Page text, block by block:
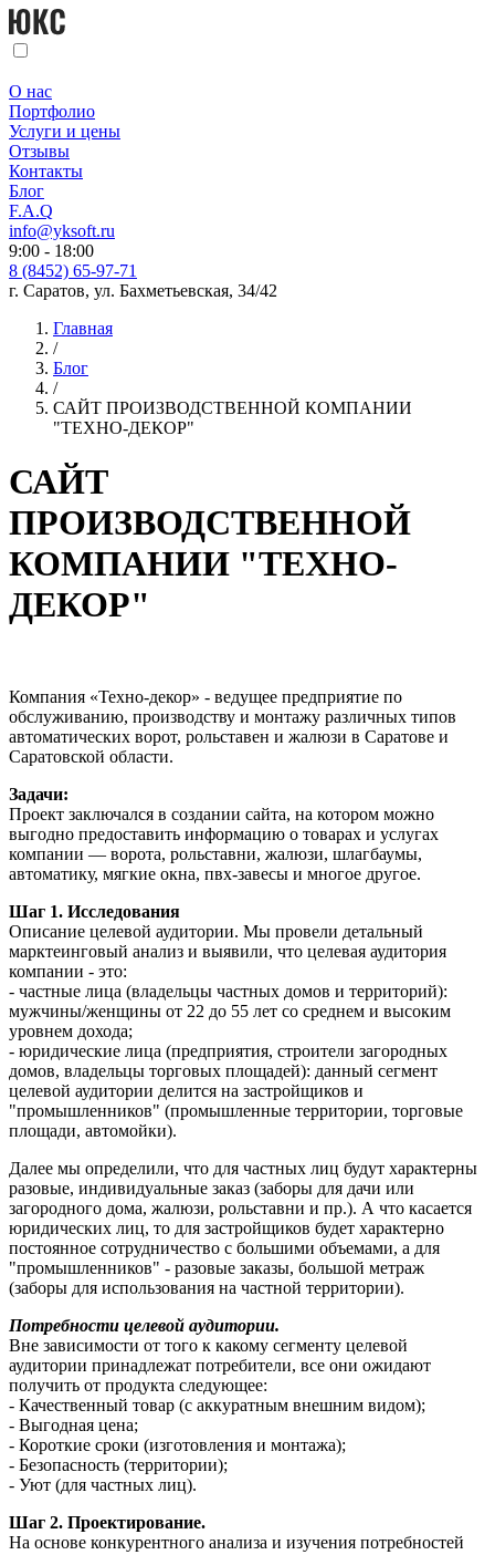
О нас
Портфолио
Услуги и цены
Отзывы
Контакты
Блог
F.A.Q
info@yksoft.ru
9:00 - 18:00
8 (8452) 65-97-71
г. Саратов, ул. Бахметьевская, 34/42
Главная
/
Блог
/
САЙТ ПРОИЗВОДСТВЕННОЙ КОМПАНИИ
"ТЕХНО-ДЕКОР"
САЙТ
ПРОИЗВОДСТВЕННОЙ
КОМПАНИИ "ТЕХНО-
ДЕКОР"
Компания «Техно-декор» - ведущее предприятие по
обслуживанию, производству и монтажу различных типов
автоматических ворот, рольставен и жалюзи в Саратове и
Саратовской области.
Задачи:
Проект заключался в создании сайта, на котором можно
выгодно предоставить информацию о товарах и услугах
компании — ворота, рольставни, жалюзи, шлагбаумы,
автоматику, мягкие окна, пвх-завесы и многое другое.
Шаг 1. Исследования
Описание целевой аудитории. Мы провели детальный
марктеинговый анализ и выявили, что целевая аудитория
компании - это:
- частные лица (владельцы частных домов и территорий):
мужчины/женщины от 22 до 55 лет со среднем и высоким
уровнем дохода;
- юридические лица (предприятия, строители загородных
домов, владельцы торговых площадей): данный сегмент
целевой аудитории делится на застройщиков и
"промышленников" (промышленные территории, торговые
площади, автомойки).
Далее мы определили, что для частных лиц будут характерны
разовые, индивидуальные заказ (заборы для дачи или
загородного дома, жалюзи, рольставни и пр.). А что касается
юридических лиц, то для застройщиков будет характерно
постоянное сотрудничество с большими объемами, а для
"промышленников" - разовые заказы, большой метраж
(заборы для использования на частной территории).
Потребности целевой аудитории.
Вне зависимости от того к какому сегменту целевой
аудитории принадлежат потребители, все они ожидают
получить от продукта следующее:
- Качественный товар (с аккуратным внешним видом);
- Выгодная цена;
- Короткие сроки (изготовления и монтажа);
- Безопасность (территории);
- Уют (для частных лиц).
Шаг 2. Проектирование.
На основе конкурентного анализа и изучения потребностей